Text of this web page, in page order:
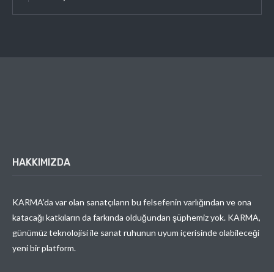
HAKKIMIZDA
KARMA’da var olan sanatçıların bu felsefenin varlığından ve ona
katacağı katkıların da farkında olduğundan şüphemiz yok. KARMA,
günümüz teknolojisi ile sanat ruhunun uyum içerisinde olabileceği
yeni bir platform.